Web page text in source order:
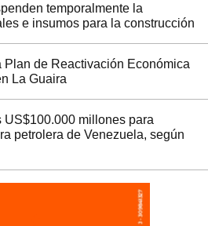
temporalmente la
e insumos para la construcción
de Reactivación Económica
La Guaira
US$100.000 millones para
petrolera de Venezuela, según